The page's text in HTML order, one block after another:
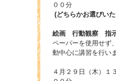
００分
(どちらかお選びいた
絵画 行動観察 指
ペーパーを使用せ
動中心に講習を行い
４月２９日（木）１